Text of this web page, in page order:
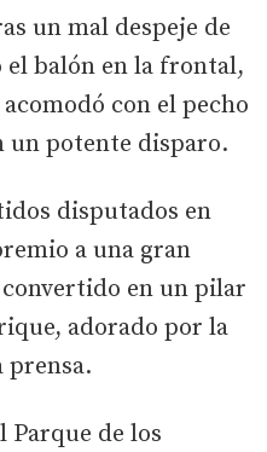
un mal despeje de
el balón en la frontal,
con el pecho
un potente disparo.
disputados en
a una gran
en un pilar
adorado por la
prensa.
Parque de los